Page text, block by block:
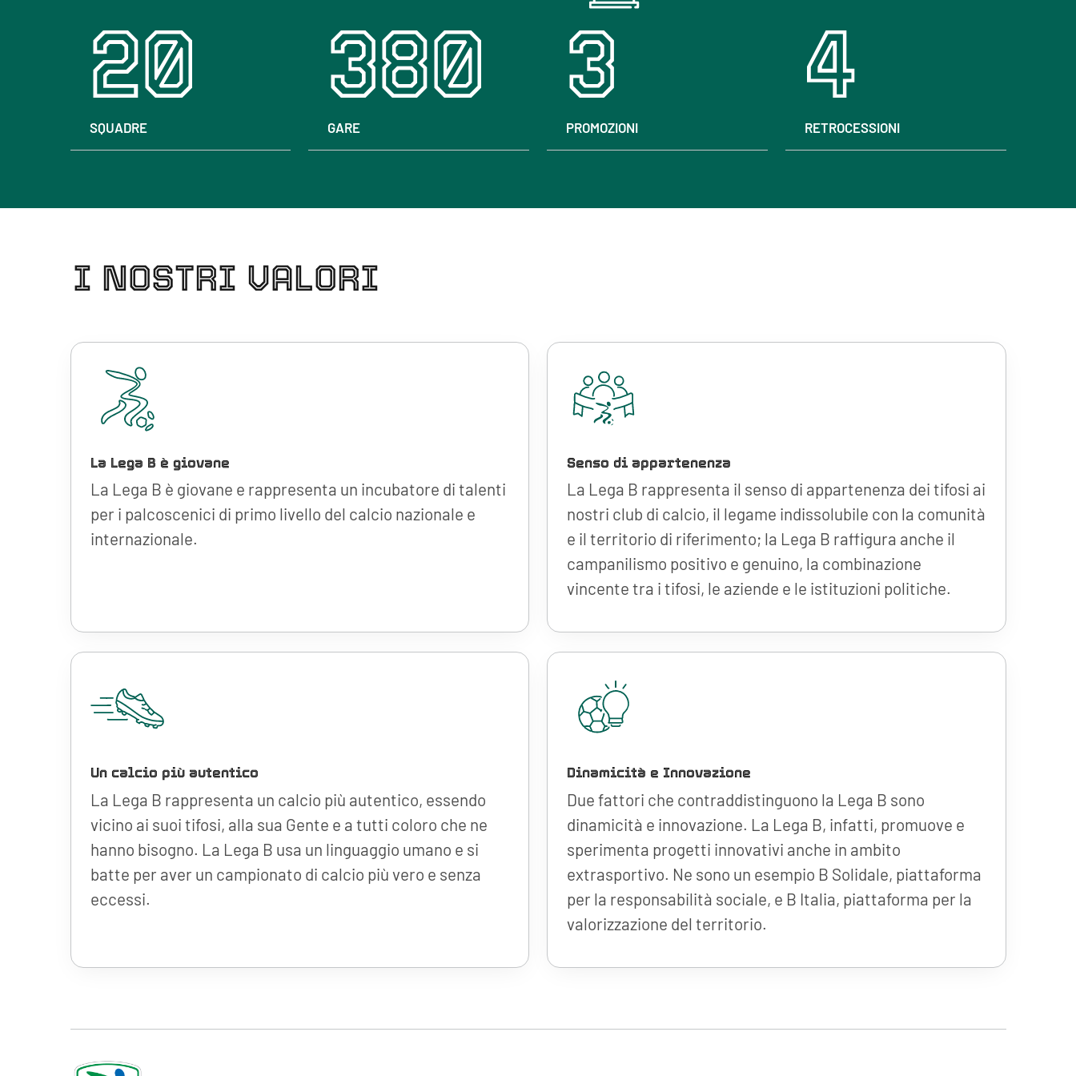
20
SQUADRE
380
GARE
3
PROMOZIONI
4
RETROCESSIONI
I NOSTRI VALORI
La Lega B è giovane
La Lega B è giovane e rappresenta un incubatore di talenti
per i palcoscenici di primo livello del calcio nazionale e
internazionale.
Senso di appartenenza
La Lega B rappresenta il senso di appartenenza dei tifosi ai
nostri club di calcio, il legame indissolubile con la comunità
e il territorio di riferimento; la Lega B raffigura anche il
campanilismo positivo e genuino, la combinazione
vincente tra i tifosi, le aziende e le istituzioni politiche.
Un calcio più autentico
La Lega B rappresenta un calcio più autentico, essendo
vicino ai suoi tifosi, alla sua Gente e a tutti coloro che ne
hanno bisogno. La Lega B usa un linguaggio umano e si
batte per aver un campionato di calcio più vero e senza
eccessi.
Dinamicità e Innovazione
Due fattori che contraddistinguono la Lega B sono
dinamicità e innovazione. La Lega B, infatti, promuove e
sperimenta progetti innovativi anche in ambito
extrasportivo. Ne sono un esempio B Solidale, piattaforma
per la responsabilità sociale, e B Italia, piattaforma per la
valorizzazione del territorio.